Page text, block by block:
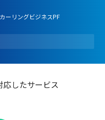
ーリングビジネスPF
#コラボレーション
したサービス